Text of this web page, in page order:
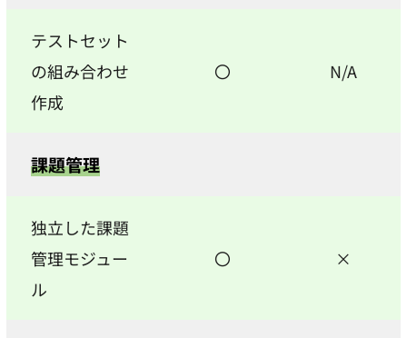
テストセット
の組み合わせ
作成
〇 N/A
課題管理
独立した課題
管理モジュー
ル
〇 ×